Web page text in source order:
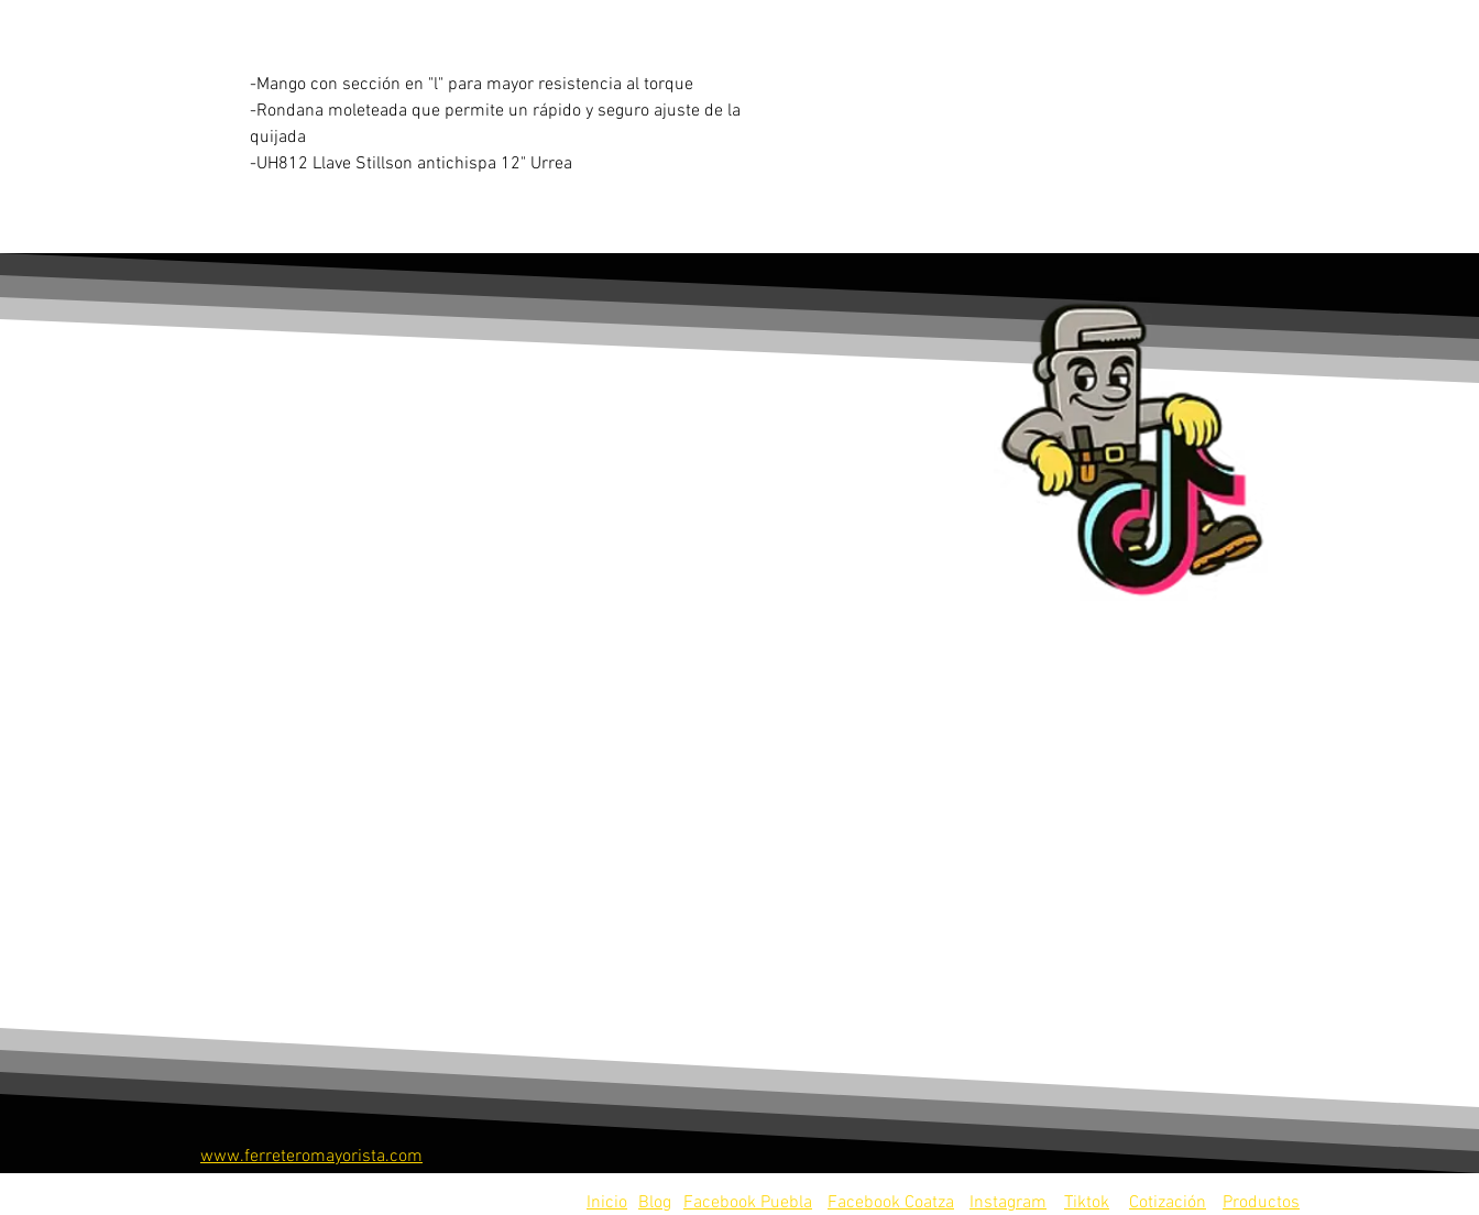
-Mango con sección en "l" para mayor resistencia al torque
-Rondana moleteada que permite un rápido y seguro ajuste de la
quijada
-UH812 Llave Stillson antichispa 12" Urrea
www.ferreteromayorista.com
Inicio Blog Facebook Puebla Facebook Coatza Instagram Tiktok Cotización Productos